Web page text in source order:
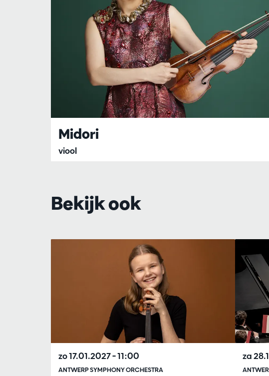
Midori
viool
Bekijk ook
ANTWERP SYMPHONY ORCHESTRA
zo 17.01.2027– 11:00 za